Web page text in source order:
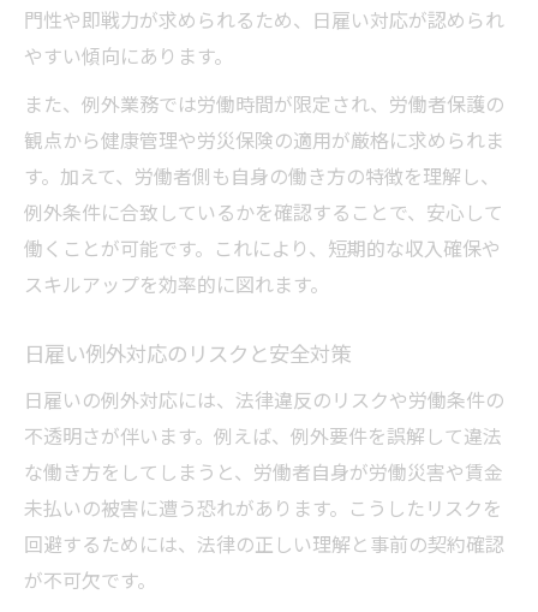
門性や即戦力が求められるため、日雇い対応が認められ
やすい傾向にあります。
また、例外業務では労働時間が限定され、労働者保護の
観点から健康管理や労災保険の適用が厳格に求められま
す。加えて、労働者側も自身の働き方の特徴を理解し、
例外条件に合致しているかを確認することで、安心して
働くことが可能です。これにより、短期的な収入確保や
スキルアップを効率的に図れます。
日雇い例外対応のリスクと安全対策
日雇いの例外対応には、法律違反のリスクや労働条件の
不透明さが伴います。例えば、例外要件を誤解して違法
な働き方をしてしまうと、労働者自身が労働災害や賃金
未払いの被害に遭う恐れがあります。こうしたリスクを
回避するためには、法律の正しい理解と事前の契約確認
が不可欠です。